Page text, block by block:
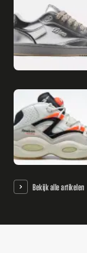
Bekijk alle artikelen